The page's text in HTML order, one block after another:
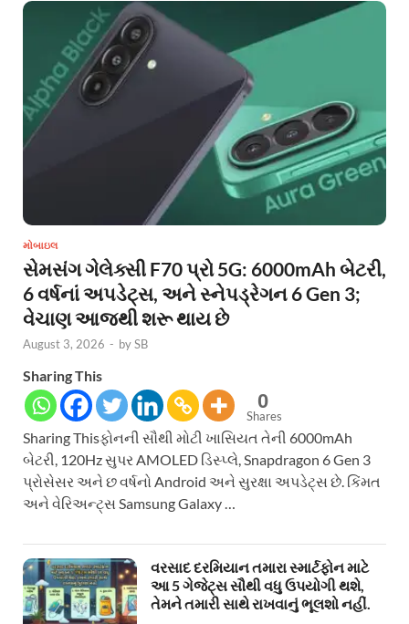
મોબાઇલ
સેમસંગ ગેલેક્સી F70 પ્રો 5G: 6000mAh બેટરી,
6 વર્ષનાં અપડેટ્સ, અને સ્નેપડ્રેગન 6 Gen 3;
વેચાણ આજથી શરૂ થાય છે
August 3, 2026 - bySB
Sharing This
0
Shares
Sharing Thisફોનની સૌથી મોટી ખાસિયત તેની 6000mAh
બેટરી, 120Hz સુપર AMOLED ડિસ્પ્લે, Snapdragon 6 Gen 3
પ્રોસેસર અને છ વર્ષનો Android અને સુરક્ષા અપડેટ્સ છે. કિંમત
અને વેરિઅન્ટ્સ Samsung Galaxy …
વરસાદ દરમિયાન તમારા સ્માર્ટફોન માટે
આ 5 ગેજેટ્સ સૌથી વધુ ઉપયોગી થશે,
તેમને તમારી સાથે રાખવાનું ભૂલશો નહીં.